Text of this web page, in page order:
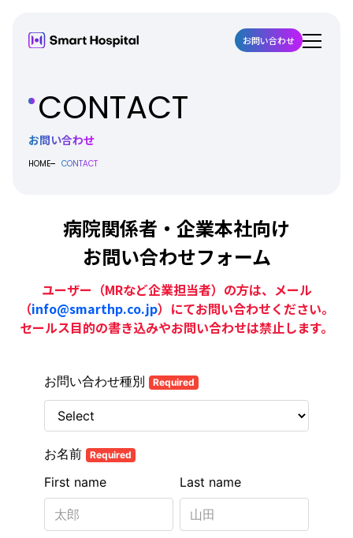
お問い合わせ
CONTACT
お問い合わせ
HOME CONTACT
病院関係者・企業本社向け
お問い合わせフォーム
ユーザー（MRなど企業担当者）の方は、メール
（info@smarthp.co.jp）にてお問い合わせください。
セールス目的の書き込みやお問い合わせは禁止します。